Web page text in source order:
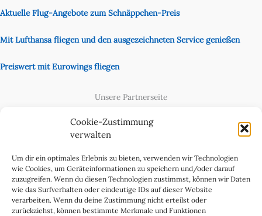
Cookie-Zustimmung
verwalten
Um dir ein optimales Erlebnis zu bieten, verwenden wir Technologien
wie Cookies, um Geräteinformationen zu speichern und/oder darauf
zuzugreifen. Wenn du diesen Technologien zustimmst, können wir Daten
wie das Surfverhalten oder eindeutige IDs auf dieser Website
verarbeiten. Wenn du deine Zustimmung nicht erteilst oder
zurückziehst, können bestimmte Merkmale und Funktionen
Aktuelle Flug-Angebote zum Schnäppchen-Preis
Mit Lufthansa fliegen und den ausgezeichneten Service genießen
Preiswert mit Eurowings fliegen
Unsere Partnerseite